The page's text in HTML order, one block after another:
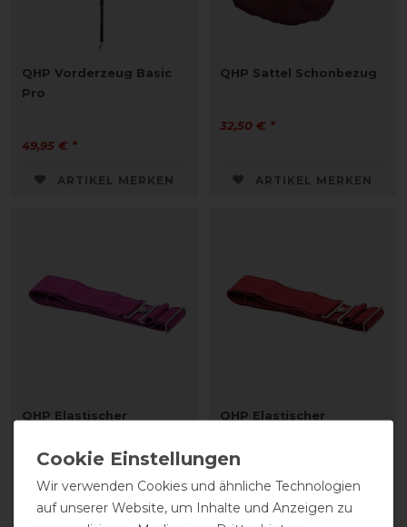
QHP Vorderzeug Basic
Pro
49,95 € *
ARTIKEL MERKEN
QHP Sattel Schonbezug
32,50 € *
ARTIKEL MERKEN
QHP Elastischer
8,95 € *
ARTIKEL MERKEN
QHP Elastischer
8,95 € *
ARTIKEL MERKEN
Wir verwenden Cookies und ähnliche Technologien
auf unserer Website, um Inhalte und Anzeigen zu